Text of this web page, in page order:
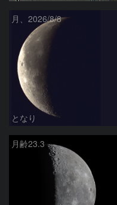
月、2026/8/8
となり
月齢23.3